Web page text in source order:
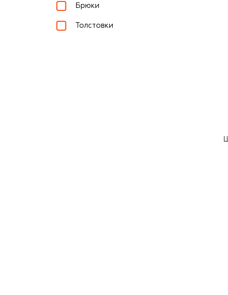
Брюки
Толстовки